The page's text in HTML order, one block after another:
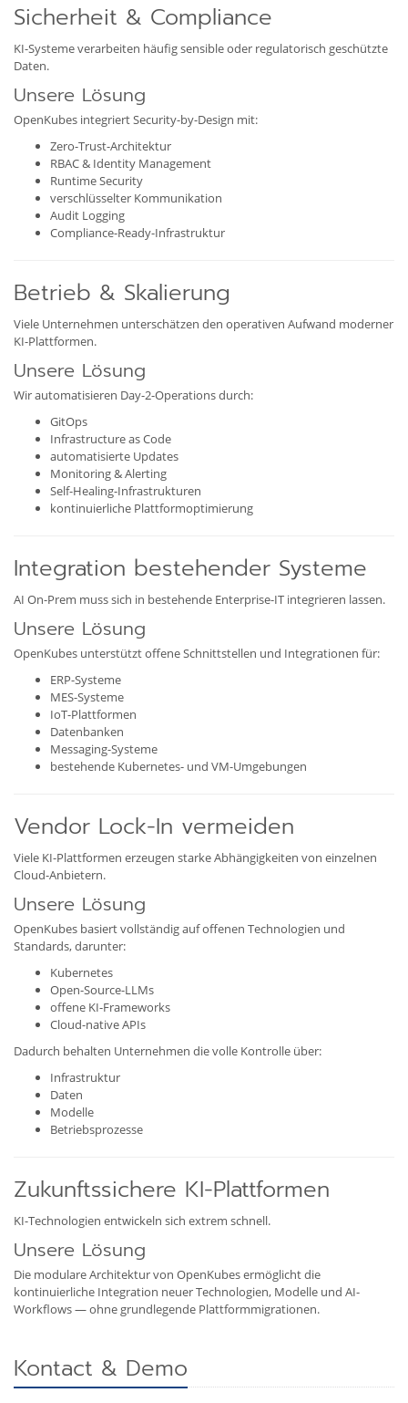
Sicherheit & Compliance
KI-Systeme verarbeiten häufig sensible oder regulatorisch geschützte
Daten.
Unsere Lösung
OpenKubes integriert Security-by-Design mit:
Zero-Trust-Architektur
RBAC & Identity Management
Runtime Security
verschlüsselter Kommunikation
Audit Logging
Compliance-Ready-Infrastruktur
Betrieb & Skalierung
Viele Unternehmen unterschätzen den operativen Aufwand moderner
KI-Plattformen.
Unsere Lösung
Wir automatisieren Day-2-Operations durch:
GitOps
Infrastructure as Code
automatisierte Updates
Monitoring & Alerting
Self-Healing-Infrastrukturen
kontinuierliche Plattformoptimierung
Integration bestehender Systeme
AI On-Prem muss sich in bestehende Enterprise-IT integrieren lassen.
Unsere Lösung
OpenKubes unterstützt offene Schnittstellen und Integrationen für:
ERP-Systeme
MES-Systeme
IoT-Plattformen
Datenbanken
Messaging-Systeme
bestehende Kubernetes- und VM-Umgebungen
Vendor Lock-In vermeiden
Viele KI-Plattformen erzeugen starke Abhängigkeiten von einzelnen
Cloud-Anbietern.
Unsere Lösung
OpenKubes basiert vollständig auf offenen Technologien und
Standards, darunter:
Kubernetes
Open-Source-LLMs
offene KI-Frameworks
Cloud-native APIs
Dadurch behalten Unternehmen die volle Kontrolle über:
Infrastruktur
Daten
Modelle
Betriebsprozesse
Zukunftssichere KI-Plattformen
KI-Technologien entwickeln sich extrem schnell.
Unsere Lösung
Die modulare Architektur von OpenKubes ermöglicht die
kontinuierliche Integration neuer Technologien, Modelle und AI-
Workflows — ohne grundlegende Plattformmigrationen.
Kontact & Demo